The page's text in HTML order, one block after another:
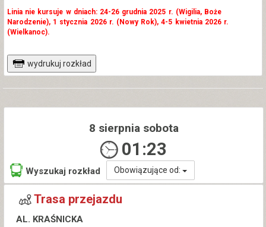
Linia nie kursuje w dniach: 24-26 grudnia 2025 r. (Wigilia, Boże
Narodzenie), 1 stycznia 2026 r. (Nowy Rok), 4-5 kwietnia 2026 r.
(Wielkanoc).
wydrukuj rozkład
8 sierpnia sobota
01:23
Wyszukaj rozkład Obowiązujące od:
Trasa przejazdu
AL. KRAŚNICKA